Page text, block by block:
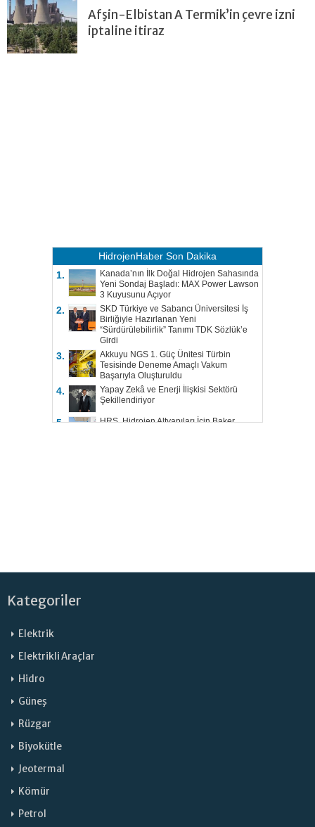
Afşin-Elbistan A Termik’in çevre izni
iptaline itiraz
HidrojenHaber Son Dakika
1.
Kanada’nın İlk Doğal Hidrojen Sahasında
Yeni Sondaj Başladı: MAX Power Lawson
3 Kuyusunu Açıyor
2.
SKD Türkiye ve Sabancı Üniversitesi İş
Birliğiyle Hazırlanan Yeni
“Sürdürülebilirlik” Tanımı TDK Sözlük’e
Girdi
3.
Akkuyu NGS 1. Güç Ünitesi Türbin
Tesisinde Deneme Amaçlı Vakum
Başarıyla Oluşturuldu
4.
Yapay Zekâ ve Enerji İlişkisi Sektörü
Şekillendiriyor
5.
HRS, Hidrojen Altyapıları İçin Baker
Kategoriler
Elektrik
Elektrikli Araçlar
Hidro
Güneş
Rüzgar
Biyokütle
Jeotermal
Kömür
Petrol